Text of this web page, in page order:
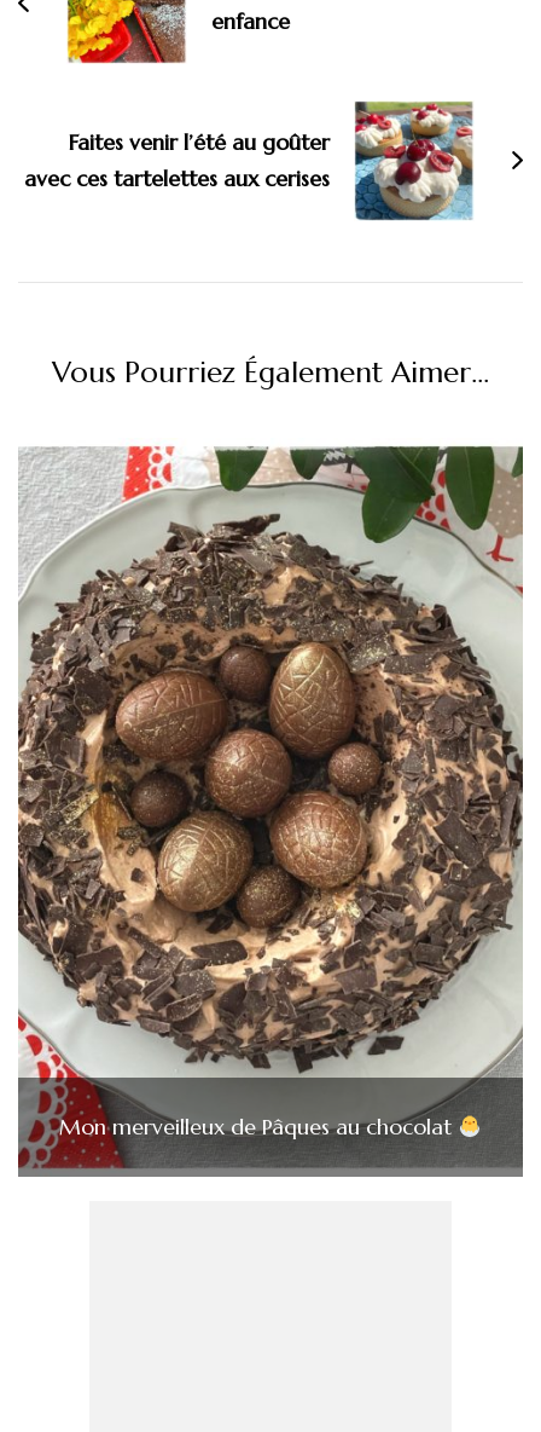
enfance
Faites venir l’été au goûter
avec ces tartelettes aux cerises
Vous Pourriez Également Aimer...
Mon merveilleux de Pâques au chocolat